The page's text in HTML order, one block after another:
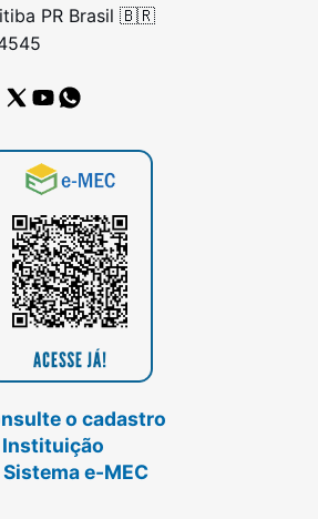
PR Brasil 🇧🇷
o cadastro
Instituição
e-MEC